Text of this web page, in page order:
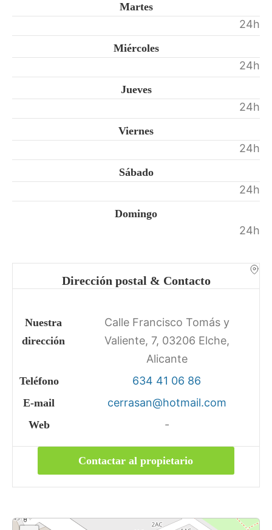
Martes
24h
Miércoles
24h
Jueves
24h
Viernes
24h
Sábado
24h
Domingo
24h
Dirección postal & Contacto
Nuestra
dirección
Calle Francisco Tomás y
Valiente, 7, 03206 Elche,
Alicante
Teléfono 634 41 06 86
E-mail cerrasan@hotmail.com
Web -
Contactar al propietario